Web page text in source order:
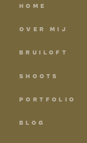
BLOG
PORTFOLIO
SHOOTS
BRUILOFT
OVER MIJ
HOME